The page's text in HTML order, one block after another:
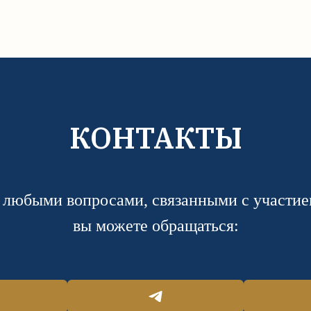
КОНТАКТЫ
вопросами, связанными с
вы можете обращаться: